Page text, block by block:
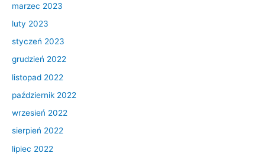
marzec 2023
luty 2023
styczeń 2023
grudzień 2022
listopad 2022
październik 2022
wrzesień 2022
sierpień 2022
lipiec 2022